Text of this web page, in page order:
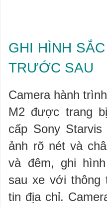
GHI HÌNH
TRƯỚC SAU
Camera hành
M2 được trang
cấp Sony Starvis
ảnh rõ nét và
và đêm, ghi
sau xe với thông
tin địa chỉ.